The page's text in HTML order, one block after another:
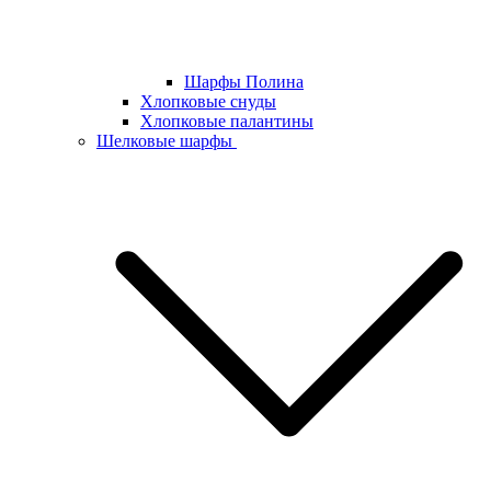
Шарфы Полина
Хлопковые снуды
Хлопковые палантины
Шелковые шарфы